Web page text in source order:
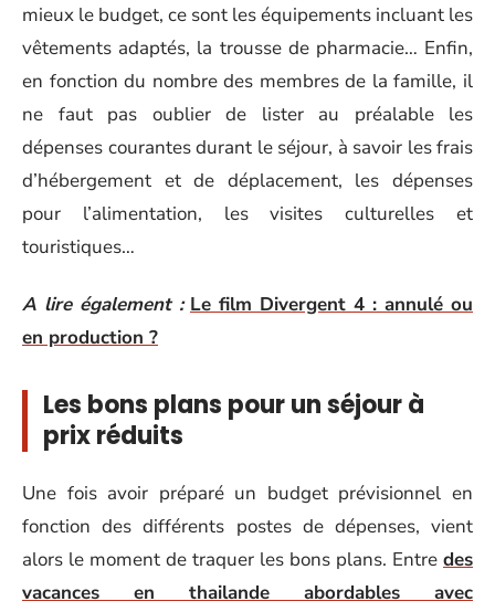
mieux le budget, ce sont les équipements incluant les
vêtements adaptés, la trousse de pharmacie… Enfin,
en fonction du nombre des membres de la famille, il
ne faut pas oublier de lister au préalable les
dépenses courantes durant le séjour, à savoir les frais
d’hébergement et de déplacement, les dépenses
pour l’alimentation, les visites culturelles et
touristiques…
A lire également : Le film Divergent 4 : annulé ou
en production ?
Les bons plans pour un séjour à
prix réduits
Une fois avoir préparé un budget prévisionnel en
fonction des différents postes de dépenses, vient
alors le moment de traquer les bons plans. Entre des
vacances en thailande abordables avec